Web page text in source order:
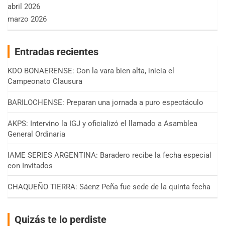
abril 2026
marzo 2026
Entradas recientes
KDO BONAERENSE: Con la vara bien alta, inicia el
Campeonato Clausura
BARILOCHENSE: Preparan una jornada a puro espectáculo
AKPS: Intervino la IGJ y oficializó el llamado a Asamblea
General Ordinaria
IAME SERIES ARGENTINA: Baradero recibe la fecha especial
con Invitados
CHAQUEÑO TIERRA: Sáenz Peña fue sede de la quinta fecha
Quizás te lo perdiste